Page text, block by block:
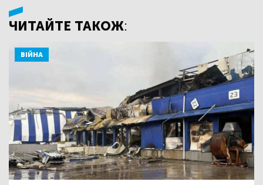
ЧИТАЙТЕ ТАКОЖ:
ВІЙНА